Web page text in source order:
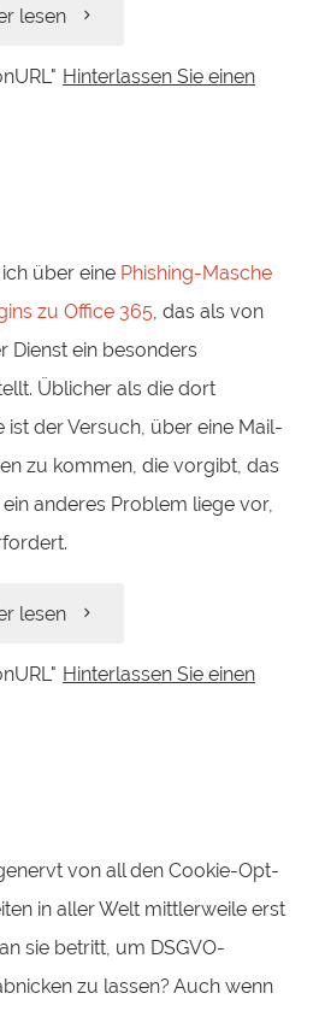
lesen „Phishing
bei
des
Bankpartners
für
Ihre
Hinterlassen Sie einen
über eine Phishing-Masche
zu Office 365, das als von
Dienst ein besonders
Üblicher als die dort
ist der Versuch, über eine Mail-
zu kommen, die vorgibt, das
anderes Problem liege vor,
lesen „Wieder
Office365-
werden
überzeugender“
Hinterlassen Sie einen
von all den Cookie-Opt-
in aller Welt mittlerweile erst
sie betritt, um DSGVO-
zu lassen? Auch wenn